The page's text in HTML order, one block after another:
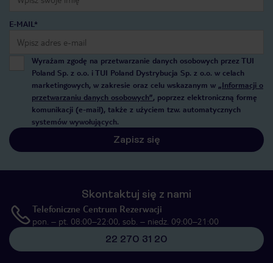
E-MAIL*
Wyrażam zgodę na przetwarzanie danych osobowych przez TUI
Poland Sp. z o.o. i TUI Poland Dystrybucja Sp. z o.o. w celach
marketingowych, w zakresie oraz celu wskazanym w „Informacji o
przetwarzaniu danych osobowych”, poprzez elektroniczną formę
komunikacji (e-mail), także z użyciem tzw. automatycznych
systemów wywołujących.
Zapisz się
Skontaktuj się z nami
Telefoniczne Centrum Rezerwacji
pon. – pt. 08:00–22:00, sob. – niedz. 09:00–21:00
22 270 31 20